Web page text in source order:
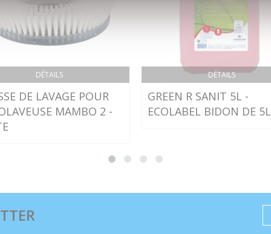
DÉTAILS
DE LAVAGE POUR
MAMBO 2 -
DÉTAILS
GREEN R SANIT 5L -
ECOLABEL BIDON DE 5L